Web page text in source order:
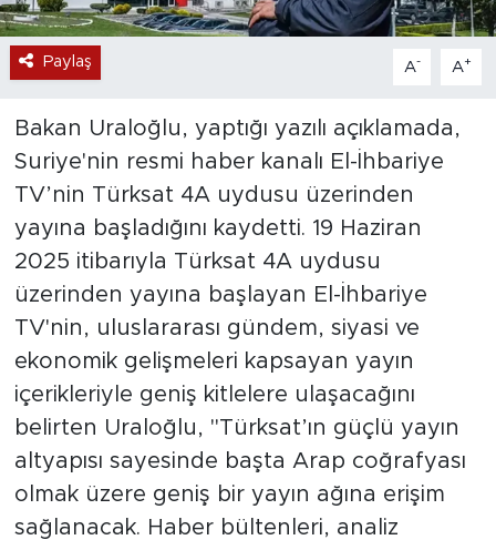
Paylaş A- A+
Bakan Uraloğlu, yaptığı yazılı açıklamada,
Suriye'nin resmi haber kanalı El-İhbariye
TV’nin Türksat 4A uydusu üzerinden
yayına başladığını kaydetti. 19 Haziran
2025 itibarıyla Türksat 4A uydusu
üzerinden yayına başlayan El-İhbariye
TV'nin, uluslararası gündem, siyasi ve
ekonomik gelişmeleri kapsayan yayın
içerikleriyle geniş kitlelere ulaşacağını
belirten Uraloğlu, "Türksat’ın güçlü yayın
altyapısı sayesinde başta Arap coğrafyası
olmak üzere geniş bir yayın ağına erişim
sağlanacak. Haber bültenleri, analiz